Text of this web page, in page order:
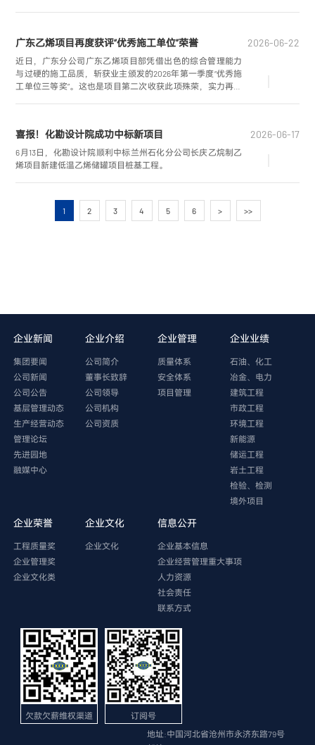
广东乙烯项目再度获评“优秀施工单位”荣誉 2026-06-22
近日，广东分公司广东乙烯项目部凭借出色的综合管理能力
与过硬的施工品质，斩获业主颁发的2026年第一季度“优秀施
工单位三等奖”。这也是项目第二次收获此项殊荣，实力再获
喜报！化勘设计院成功中标新项目 2026-06-17
6月13日，化勘设计院顺利中标兰州石化分公司长庆乙烷制乙
烯项目新建低温乙烯储罐项目桩基工程。
1 2 3 4 5 6 > >>
企业新闻
集团要闻
公司新闻
公司公告
基层管理动态
生产经营动态
管理论坛
先进园地
融媒中心
企业介绍
公司简介
董事长致辞
公司领导
公司机构
公司资质
企业管理
质量体系
安全体系
项目管理
企业业绩
石油、化工
冶金、电力
建筑工程
市政工程
环境工程
新能源
储运工程
岩土工程
检验、检测
境外项目
企业荣誉
工程质量奖
企业管理奖
企业文化类
企业文化
企业文化
信息公开
企业基本信息
企业经营管理重大事项
人力资源
社会责任
联系方式
欠款欠薪维权渠道
订阅号
地址:中国河北省沧州市永济东路79号